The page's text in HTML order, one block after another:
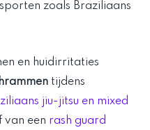
zoals Braziliaans
en huidirritaties
tijdens
jiu-jitsu en mixed
van een rash guard